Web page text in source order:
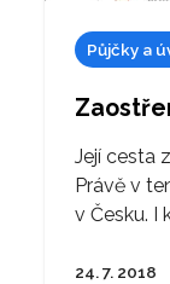
Půjčky a
Její cesta
Právě v
v Česku. I
24. 7. 2018